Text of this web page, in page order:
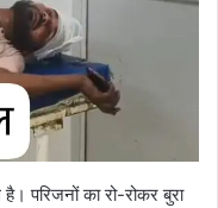
परिजनों का रो-रोकर बुरा